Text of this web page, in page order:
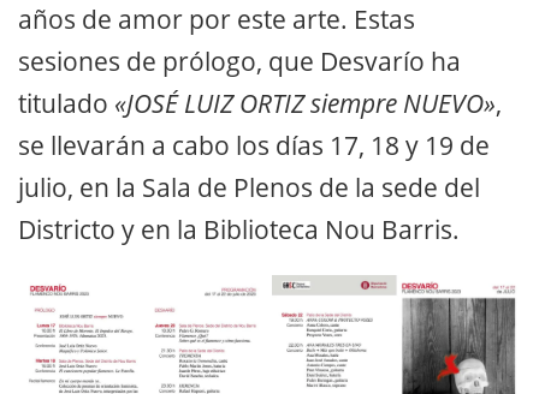
años de amor por este arte. Estas
sesiones de prólogo, que Desvarío ha
titulado «JOSÉ LUIZ ORTIZ siempre NUEVO»,
se llevarán a cabo los días 17, 18 y 19 de
julio, en la Sala de Plenos de la sede del
Districto y en la Biblioteca Nou Barris.